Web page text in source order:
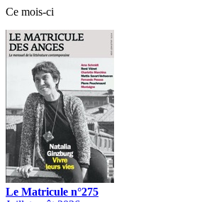
Ce mois-ci
Le Matricule n°275